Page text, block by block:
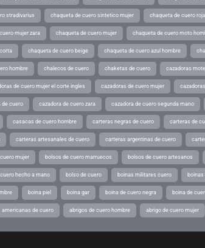
stradivarius chaqueta de cuero sintetico mujer chaqueta de cuero roja
mujer zara chaqueta de cuero mujer chaqueta de cuero moto
chaqueta de cuero beige chaqueta de cuero azul hombre
hombre chalecos de cuero chaketas de cuero cazadoras
de cuero mujer el corte ingles cazadoras de cuero mujer
de cuero cazadora de cuero zara cazadora de cuero segunda mano
casacas de cuero hombre carteras negras de cuero carteras de
carteras artesanales de cuero carteras argentinas de cuero
mujer bolsos de cuero marruecos bolsos de cuero artesanos
hecho a mano bolso de cuero boinas militares cuero boinas
boina piel boina gar boina de cuero negra boina de
americanas de cuero abrigos de cuero hombre abrigo de cuero mujer